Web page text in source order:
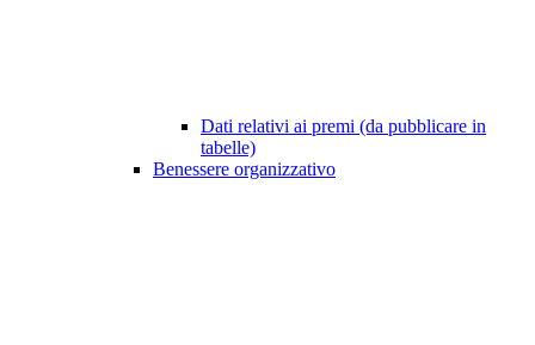
Dati relativi ai premi (da pubblicare in
tabelle)
Benessere organizzativo